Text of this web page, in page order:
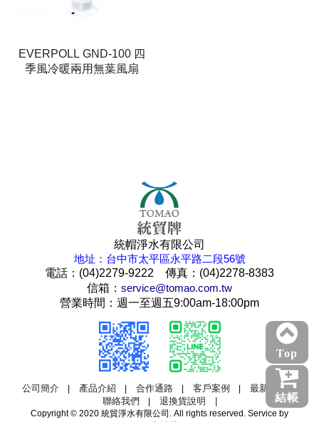
EVERPOLL GND-100 四
季風冷暖兩用無葉風扇
統帽淨水有限公司
地址：台中市太平區永平路二段56號
電話：(04)2279-9222 傳真：(04)2278-8383
信箱： service@tomao.com.tw
營業時間：週一至週五9:00am-18:00pm
公司簡介| 產品介紹 | 合作通路| 客戶案例 | 最新消息|
聯絡我們 | 退換貨說明 |
Copyright © 2020 統貿淨水有限公司. All rights reserved. Service by
Top
結帳